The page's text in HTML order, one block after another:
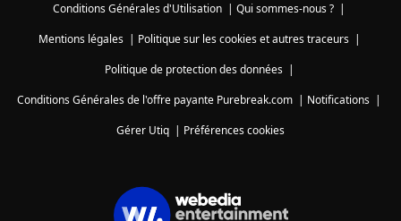
Conditions Générales d'Utilisation | Qui sommes-nous ? |
Mentions légales| Politique sur les cookies et autres traceurs|
Politique de protection des données|
Conditions Générales de l'offre payante Purebreak.com | Notifications |
Gérer Utiq | Préférences cookies